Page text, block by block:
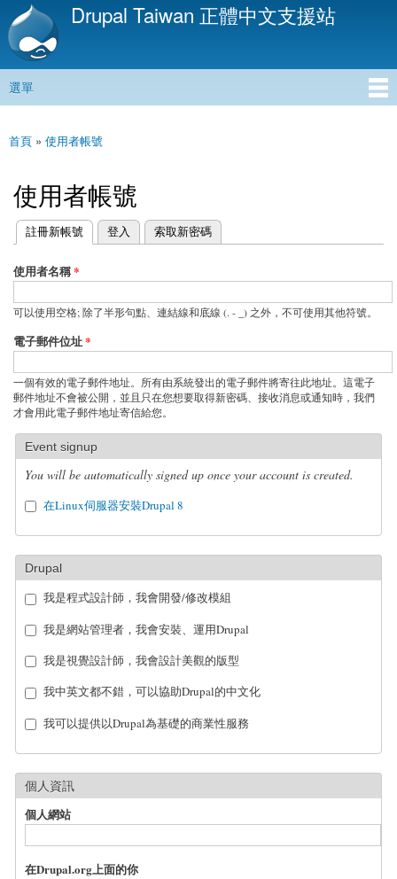
移
內
Drupal Taiwan 正體中文支援站
主選單
選單
您在這裡
首頁 » 使用者帳號
使用者帳號
主要索引標籤
註冊新帳號
(作用中頁籤) 登入 索取新密碼
使用者名稱*
可以使用空格; 除了半形句點、連結線和底線 (. - _) 之外，不可使用其他符號。
電子郵件位址*
一個有效的電子郵件地址。所有由系統發出的電子郵件將寄往此地址。這電子
郵件地址不會被公開，並且只在您想要取得新密碼、接收消息或通知時，我們
才會用此電子郵件地址寄信給您。
Event signup
You will be automatically signed up once your account is created.
在Linux伺服器安裝Drupal 8
Drupal
我是程式設計師，我會開發/修改模組
我是網站管理者，我會安裝、運用Drupal
我是視覺設計師，我會設計美觀的版型
我中英文都不錯，可以協助Drupal的中文化
我可以提供以Drupal為基礎的商業性服務
個人資訊
個人網站
在Drupal.org上面的你